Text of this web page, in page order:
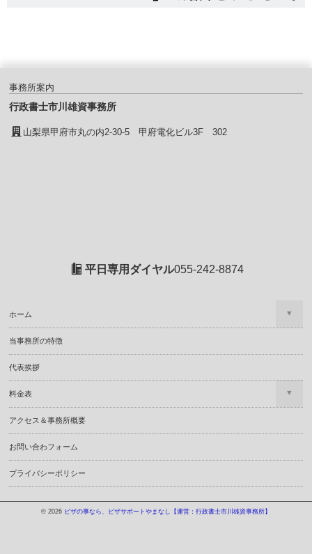
事務所案内
行政書士市川雄資事務所
山梨県甲府市丸の内2-30-5 甲府電化ビル3F 302
平日専用ダイヤル055-242-8874
ホーム
当事務所の特徴
代表挨拶
料金表
アクセス＆事務所概要
お問い合わフォーム
プライバシーポリシー
© 2026 ビザの事なら、ビザサポートやまなし【運営：行政書士市川雄資事務所】